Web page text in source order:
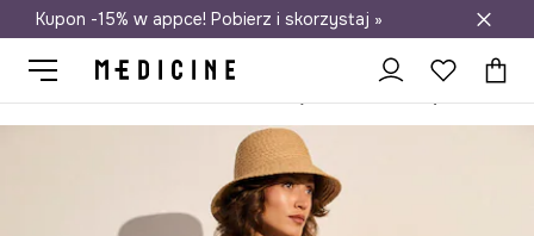
Darmowa dostawa do salonów
Kupon -15% w appce! Pobierz i skorzystaj »